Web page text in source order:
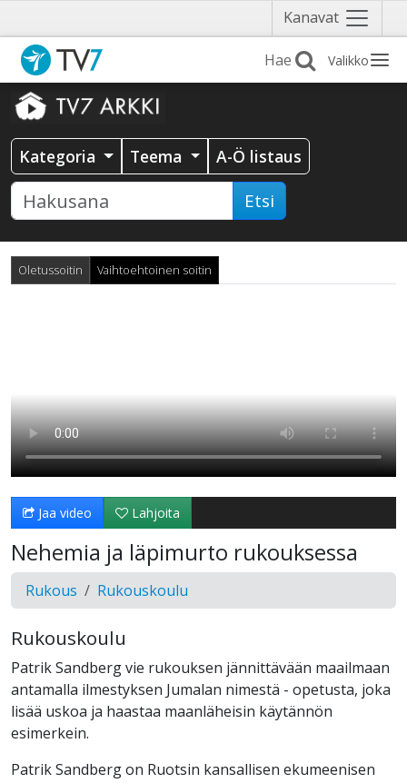
Kanavat Näytä
valikko
Valikko
Kategoria Teema A-Ö listaus
Etsi
Oletussoitin Vaihtoehtoinen soitin
Jaa video Lahjoita
Nehemia ja läpimurto rukouksessa
Rukous Rukouskoulu
Rukouskoulu
Patrik Sandberg vie rukouksen jännittävään maailmaan
antamalla ilmestyksen Jumalan nimestä - opetusta, joka
lisää uskoa ja haastaa maanläheisin käytännön
esimerkein.
Patrik Sandberg on Ruotsin kansallisen ekumeenisen